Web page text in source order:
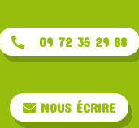
09 72 35 29 88
NOUS ÉCRIRE